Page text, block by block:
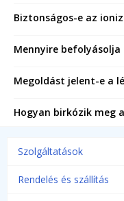
Biztonságos-e az
Mennyire
Megoldást jelent-e a
Hogyan birkózik meg
Szolgáltatások
Rendelés és szállítás